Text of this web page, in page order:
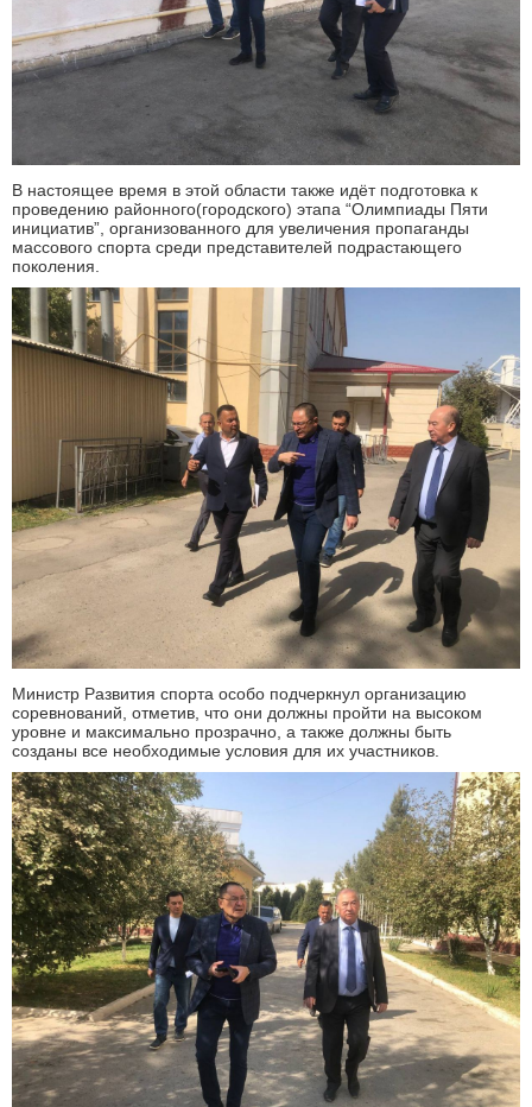
В настоящее время в этой области также идёт подготовка к
проведению районного(городского) этапа “Олимпиады Пяти
инициатив”, организованного для увеличения пропаганды
массового спорта среди представителей подрастающего
поколения.
Министр Развития спорта особо подчеркнул организацию
соревнований, отметив, что они должны пройти на высоком
уровне и максимально прозрачно, а также должны быть
созданы все необходимые условия для их участников.